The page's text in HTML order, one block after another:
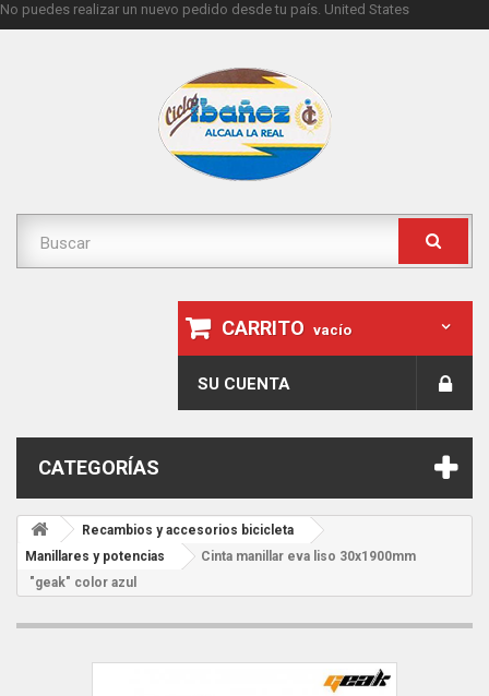
No puedes realizar un nuevo pedido desde tu país. United States
CARRITO vacío
SU CUENTA
CATEGORÍAS
Recambios y accesorios bicicleta
Manillares y potencias
Cinta manillar eva liso 30x1900mm
"geak" color azul